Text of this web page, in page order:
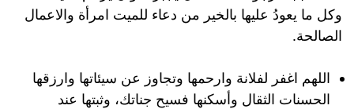
وكل ما يعودُ عليها بالخير من دعاء للميت امرأة والاعمال
الصالحة.
اللهم اغفر لفلانة وارحمها وتجاوز عن سيئاتها وارزقها
الحسنات الثقال وأسكنها فسيح جناتك، وثبتها عند